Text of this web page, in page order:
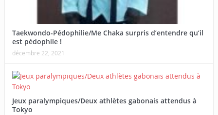
Taekwondo-Pédophilie/Me Chaka surpris d’entendre qu’il
est pédophile !
décembre 22, 2021
Jeux paralympiques/Deux athlètes gabonais attendus à
Tokyo